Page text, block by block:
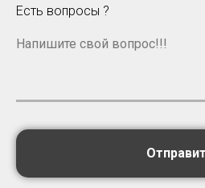
Есть вопросы ?
Напишите свой вопрос!!!